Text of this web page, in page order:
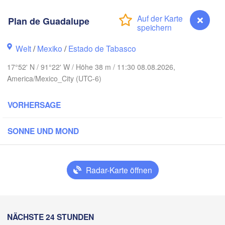
Plan de Guadalupe
Welt/Mexiko /Estado de Tabasco
17°52' N / 91°22' W / Höhe 38 m / 11:30 08.08.2026,
America/Mexico_City (UTC-6)
VORHERSAGE
SONNE UND MOND
Radar-Karte öffnen
NÄCHSTE 24 STUNDEN
Campeche
Coatzacoalcos Plan de Guadalupe